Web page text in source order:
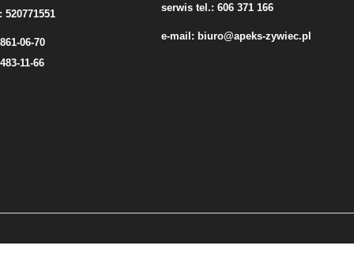
520771551
06-70
11-66
serwis tel.: 606 371 166
e-mail: biuro@apeks-zywiec.pl